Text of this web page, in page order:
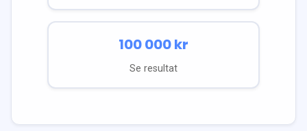
100 000kr
Se resultat